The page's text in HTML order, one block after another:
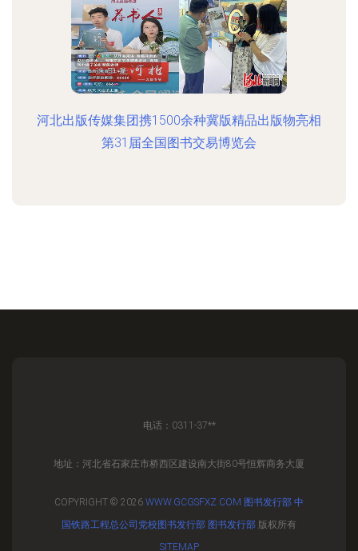
河北出版传媒集团携1500余种冀版精品出版物亮相
第31届全国图书交易博览会
电话：0311-37**
地址：河北省石家庄市桥西区建设南大街80号恒辉商务大厦
COPYRIGHT © 2026 WWW.GCGSFXZ.COM 图书发行部 中
国铁路工程总公司党校图书发行部 图书发行部 版权所有
SITEMAP